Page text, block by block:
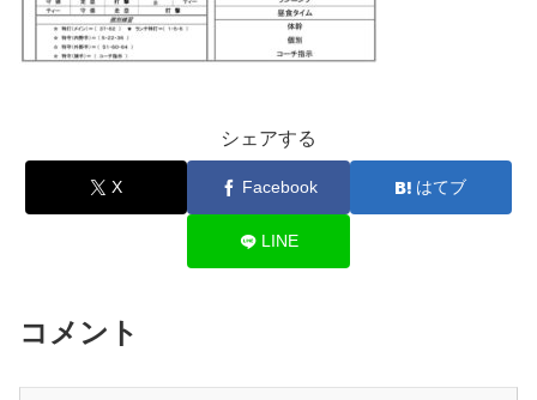
シェアする
X Facebook はてブ
LINE
コメント